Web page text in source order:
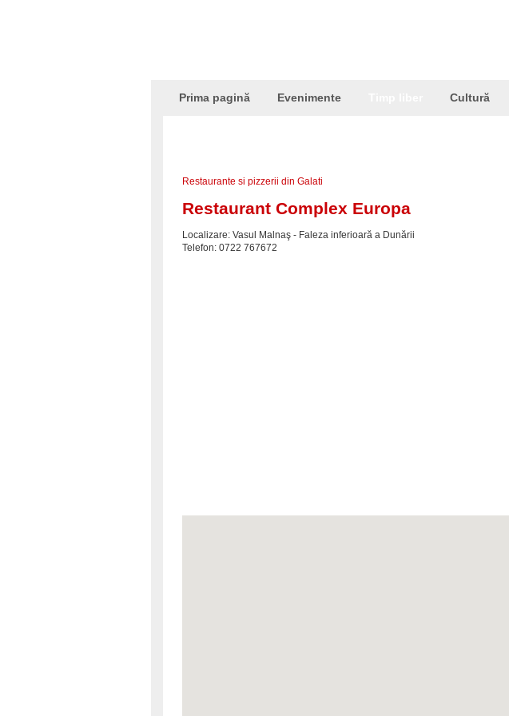
Prima pagină Evenimente Cultură
Restaurante si pizzerii din Galati
Restaurant Complex Europa
Localizare: Vasul Malnaş - Faleza inferioară a Dunării
Telefon: 0722 767672